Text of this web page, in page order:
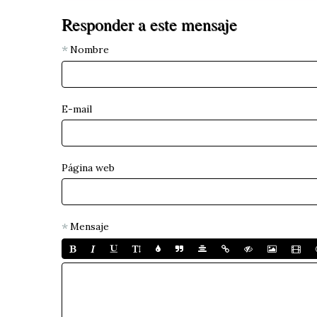
Responder a este mensaje
Nombre
E-mail
Página web
Mensaje